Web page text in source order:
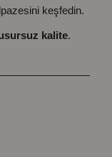
keşfedin.
kalite.